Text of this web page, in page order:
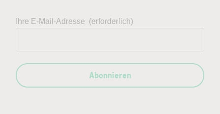
Ihre E-Mail-Adresse (erforderlich)
Abonnieren